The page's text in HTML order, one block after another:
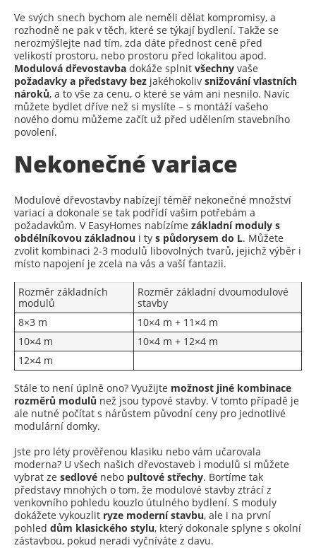
Ve svých snech bychom ale neměli dělat kompromisy, a
rozhodně ne pak v těch, které se týkají bydlení. Takže se
nerozmýšlejte nad tím, zda dáte přednost ceně před
velikostí prostoru, nebo prostoru před lokalitou apod.
Modulová dřevostavba dokáže splnit všechny vaše
požadavky a představy bez jakéhokoliv snižování vlastních
nároků, a to vše za cenu, o které se vám ani nesnilo. Navíc
můžete bydlet dříve než si myslíte – s montáží vašeho
nového domu můžeme začít už před udělením stavebního
povolení.
Nekonečné variace
Modulové dřevostavby nabízejí téměř nekonečné množství
variací a dokonale se tak podřídí vašim potřebám a
požadavkům. V EasyHomes nabízíme základní moduly s
obdélníkovou základnou i ty s půdorysem do L. Můžete
zvolit kombinaci 2-3 modulů libovolných tvarů, jejichž výběr i
místo napojení je zcela na vás a vaší fantazii.
Rozměr základních
modulů
Rozměr základní dvoumodulové
stavby
8×3 m
10×4 m + 11×4 m
10×4 m
10×4 m + 12×4 m
12×4 m
Stále to není úplně ono? Využijte možnost jiné kombinace
rozměrů modulů než jsou typové stavby. V tomto případě je
ale nutné počítat s nárůstem původní ceny pro jednotlivé
modulární domky.
Jste pro léty prověřenou klasiku nebo vám učarovala
moderna? U všech našich dřevostaveb i modulů si můžete
vybrat ze sedlové nebo pultové střechy. Bortíme tak
představy mnohých o tom, že modulové stavby ztrácí z
venkovního pohledu kouzlo útulného bydlení. S moduly
dokážete vykouzlit ryze moderní stavbu, ale i na první
pohled dům klasického stylu, který dokonale splyne s okolní
zástavbou, pokud neradi vyčníváte z davu.